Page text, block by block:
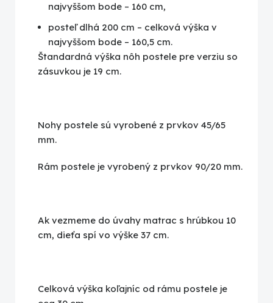
najvyššom bode – 160 cm,
posteľ dlhá 200 cm – celková výška v
najvyššom bode – 160,5 cm.
Štandardná výška nôh postele pre verziu so
zásuvkou je 19 cm.
Nohy postele sú vyrobené z prvkov 45/65
mm.
Rám postele je vyrobený z prvkov 90/20 mm.
Ak vezmeme do úvahy matrac s hrúbkou 10
cm, dieťa spí vo výške 37 cm.
Celková výška koľajníc od rámu postele je